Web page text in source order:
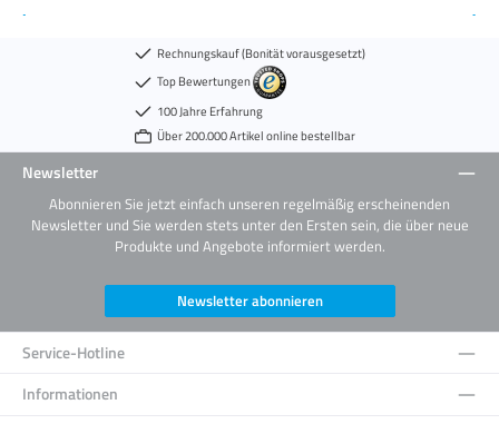
Rechnungskauf (Bonität vorausgesetzt)
Top Bewertungen
100 Jahre Erfahrung
Über 200.000 Artikel online bestellbar
Newsletter
Abonnieren Sie jetzt einfach unseren regelmäßig erscheinenden
Newsletter und Sie werden stets unter den Ersten sein, die über neue
Produkte und Angebote informiert werden.
Newsletter abonnieren
Service-Hotline
Informationen